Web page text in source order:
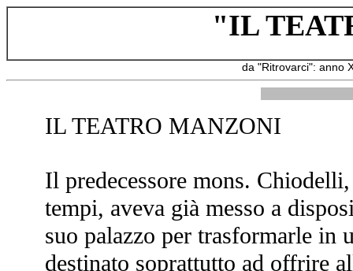
"IL
da "Ritrovarci": anno
IL TEATRO MANZONI
Il predecessore mons.
tempi, aveva già messo a
suo palazzo per trasformarle in
destinato soprattutto ad offrire